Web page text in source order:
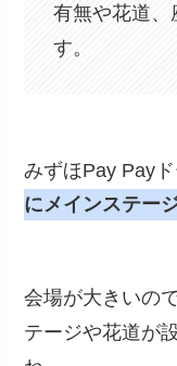
有無や花道、
す。
みずほPay Pay
にメインステー
会場が大きいの
テージや花道が